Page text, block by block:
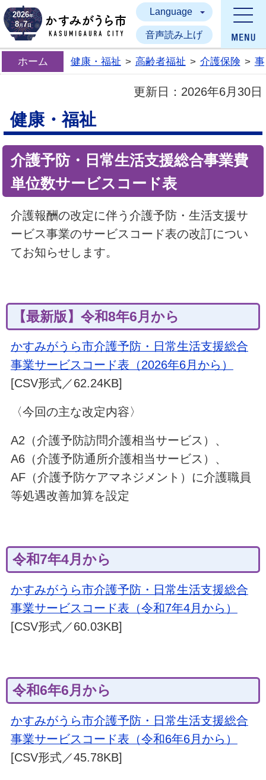
かすみがうら市
2026年
8月7日
Language
音声読み上げ
ホーム 健康・福祉 > 高齢者福祉 > 介護保険 >
更新日： 2026年6月30日
健康・福祉
介護予防・日常生活支援総合事業費
単位数サービスコード表
介護報酬の改定に伴う介護予防・生活支援サ
ービス事業のサービスコード表の改訂につい
てお知らせします。
【最新版】令和8年6月から
かすみがうら市介護予防・日常生活支援総合
事業サービスコード表（2026年6月から）
[CSV形式／62.24KB]
〈今回の主な改定内容〉
A2（介護予防訪問介護相当サービス）、
A6（介護予防通所介護相当サービス）、
AF（介護予防ケアマネジメント）に介護職員
等処遇改善加算を設定
令和7年4月から
かすみがうら市介護予防・日常生活支援総合
事業サービスコード表（令和7年4月から）
[CSV形式／60.03KB]
令和6年6月から
かすみがうら市介護予防・日常生活支援総合
事業サービスコード表（令和6年6月から）
[CSV形式／45.78KB]